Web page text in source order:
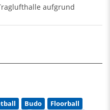
aufgrund
Budo
Floorball